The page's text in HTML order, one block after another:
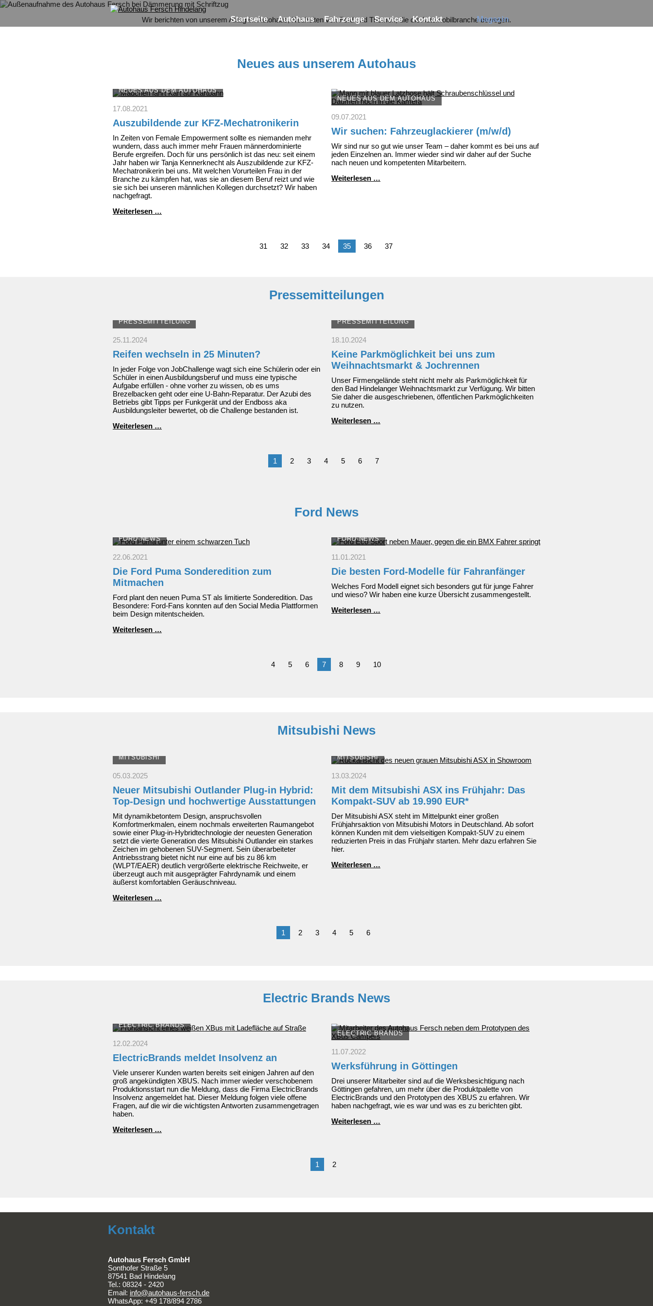
Startseite Autohaus Fahrzeuge Service Kontakt
Navigation
überspringen
Magazin
Wir berichten von unserem Alltag im Autohaus, Neuheiten von Ford und Themen, die die Automobilbranche bewegen.
Neues aus unserem Autohaus
NEUES AUS DEM AUTOHAUS
17.08.2021
Auszubildende zur KFZ-Mechatronikerin
In Zeiten von Female Empowerment sollte es niemanden mehr
wundern, dass auch immer mehr Frauen männerdominierte
Berufe ergreifen. Doch für uns persönlich ist das neu: seit einem
Jahr haben wir Tanja Kennerknecht als Auszubildende zur KFZ-
Mechatronikerin bei uns. Mit welchen Vorurteilen Frau in der
Branche zu kämpfen hat, was sie an diesem Beruf reizt und wie
sie sich bei unseren männlichen Kollegen durchsetzt? Wir haben
nachgefragt.
Weiterlesen …
NEUES AUS DEM AUTOHAUS
09.07.2021
Wir suchen: Fahrzeuglackierer (m/w/d)
Wir sind nur so gut wie unser Team – daher kommt es bei uns auf
jeden Einzelnen an. Immer wieder sind wir daher auf der Suche
nach neuen und kompetenten Mitarbeitern.
Weiterlesen …
31 32 33 34 35 36 37
Pressemitteilungen
PRESSEMITTEILUNG
25.11.2024
Reifen wechseln in 25 Minuten?
In jeder Folge von JobChallenge wagt sich eine Schülerin oder ein
Schüler in einen Ausbildungsberuf und muss eine typische
Aufgabe erfüllen - ohne vorher zu wissen, ob es ums
Brezelbacken geht oder eine U-Bahn-Reparatur. Der Azubi des
Betriebs gibt Tipps per Funkgerät und der Endboss aka
Ausbildungsleiter bewertet, ob die Challenge bestanden ist.
Weiterlesen …
PRESSEMITTEILUNG
18.10.2024
Keine Parkmöglichkeit bei uns zum
Weihnachtsmarkt & Jochrennen
Unser Firmengelände steht nicht mehr als Parkmöglichkeit für
den Bad Hindelanger Weihnachtsmarkt zur Verfügung. Wir bitten
Sie daher die ausgeschriebenen, öffentlichen Parkmöglichkeiten
zu nutzen.
Weiterlesen …
1 2 3 4 5 6 7
Ford News
FORD-NEWS
22.06.2021
Die Ford Puma Sonderedition zum
Mitmachen
Ford plant den neuen Puma ST als limitierte Sonderedition. Das
Besondere: Ford-Fans konnten auf den Social Media Plattformen
beim Design mitentscheiden.
Weiterlesen …
FORD-NEWS
11.01.2021
Die besten Ford-Modelle für Fahranfänger
Welches Ford Modell eignet sich besonders gut für junge Fahrer
und wieso? Wir haben eine kurze Übersicht zusammengestellt.
Weiterlesen …
4
5 6 7 8 9 10
Mitsubishi News
MITSUBISHI
05.03.2025
Neuer Mitsubishi Outlander Plug-in Hybrid:
Top-Design und hochwertige Ausstattungen
Mit dynamikbetontem Design, anspruchsvollen
Komfortmerkmalen, einem nochmals erweiterten Raumangebot
sowie einer Plug-in-Hybridtechnologie der neuesten Generation
setzt die vierte Generation des Mitsubishi Outlander ein starkes
Zeichen im gehobenen SUV-Segment. Sein überarbeiteter
Antriebsstrang bietet nicht nur eine auf bis zu 86 km
(WLPT/EAER) deutlich vergrößerte elektrische Reichweite, er
überzeugt auch mit ausgeprägter Fahrdynamik und einem
äußerst komfortablen Geräuschniveau.
Weiterlesen …
MITSUBISHI
13.03.2024
Mit dem Mitsubishi ASX ins Frühjahr: Das
Kompakt-SUV ab 19.990 EUR*
Der Mitsubishi ASX steht im Mittelpunkt einer großen
Frühjahrsaktion von Mitsubishi Motors in Deutschland. Ab sofort
können Kunden mit dem vielseitigen Kompakt-SUV zu einem
reduzierten Preis in das Frühjahr starten. Mehr dazu erfahren Sie
hier.
Weiterlesen …
1 2 3 4 5 6
Electric Brands News
ELECTRIC BRANDS
12.02.2024
ElectricBrands meldet Insolvenz an
Viele unserer Kunden warten bereits seit einigen Jahren auf den
groß angekündigten XBUS. Nach immer wieder verschobenem
Produktionsstart nun die Meldung, dass die Firma ElectricBrands
Insolvenz angemeldet hat. Dieser Meldung folgen viele offene
Fragen, auf die wir die wichtigsten Antworten zusammengetragen
haben.
Weiterlesen …
ELECTRIC BRANDS
11.07.2022
Werksführung in Göttingen
Drei unserer Mitarbeiter sind auf die Werksbesichtigung nach
Göttingen gefahren, um mehr über die Produktpalette von
ElectricBrands und den Prototypen des XBUS zu erfahren. Wir
haben nachgefragt, wie es war und was es zu berichten gibt.
Weiterlesen …
1 2
Kontakt
Autohaus Fersch GmbH
Sonthofer Straße 5
87541 Bad Hindelang
Tel.: 08324 - 2420
Email: info@autohaus-fersch.de
WhatsApp: +49 178/894 2786